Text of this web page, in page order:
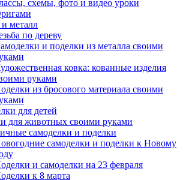
схемы, фото и видео уроки
металл
по дереву
и поделки из металла своими
ковка: кованные изделия
руками
из бросового материала своими
для детей
для животных своими руками
самоделки и поделки
самоделки и поделки к Новому
и самоделки на 23 февраля
к 8 марта